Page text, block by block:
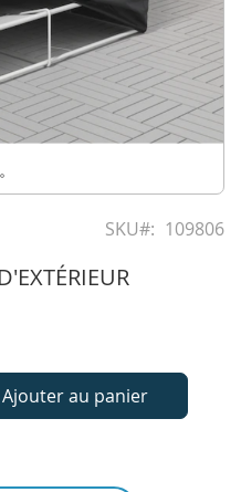
SKU 109806
Ajouter au panier